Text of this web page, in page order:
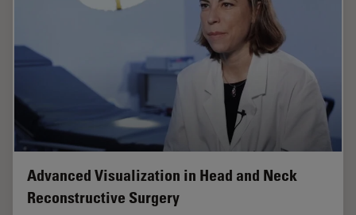
Advanced Visualization in Head and Neck
Reconstructive Surgery